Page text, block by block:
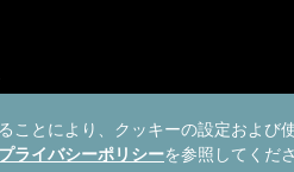
ことにより、クッキーの設定および
プライバシーポリシーを参照してくださ